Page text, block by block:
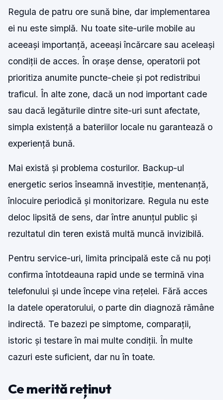
Regula de patru ore sună bine, dar implementarea
ei nu este simplă. Nu toate site-urile mobile au
aceeași importanță, aceeași încărcare sau aceleași
condiții de acces. În orașe dense, operatorii pot
prioritiza anumite puncte-cheie și pot redistribui
traficul. În alte zone, dacă un nod important cade
sau dacă legăturile dintre site-uri sunt afectate,
simpla existență a bateriilor locale nu garantează o
experiență bună.
Mai există și problema costurilor. Backup-ul
energetic serios înseamnă investiție, mentenanță,
înlocuire periodică și monitorizare. Regula nu este
deloc lipsită de sens, dar între anunțul public și
rezultatul din teren există multă muncă invizibilă.
Pentru service-uri, limita principală este că nu poți
confirma întotdeauna rapid unde se termină vina
telefonului și unde începe vina rețelei. Fără acces
la datele operatorului, o parte din diagnoză rămâne
indirectă. Te bazezi pe simptome, comparații,
istoric și testare în mai multe condiții. În multe
cazuri este suficient, dar nu în toate.
Ce merită reținut